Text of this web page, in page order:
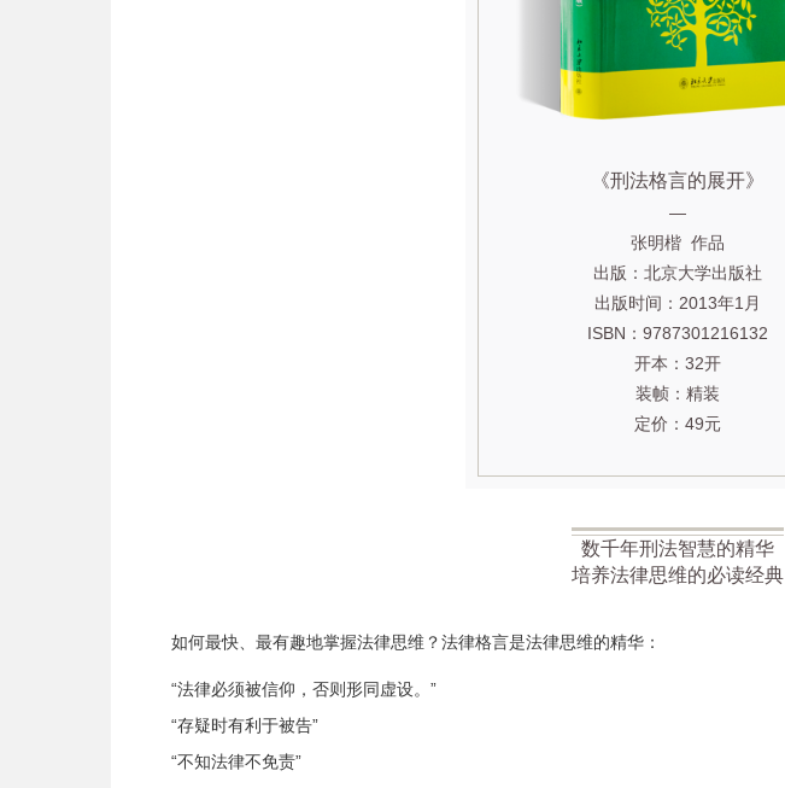
《刑法格言的展开》
—
张明楷 作品
出版：北京大学出版社
出版时间：2013年1月
ISBN：9787301216132
开本：32开
装帧：精装
定价：49元
数千年刑法智慧的精华
培养法律思维的必读经典
如何最快、最有趣地掌握法律思维？法律格言是法律思维的精华：
“法律必须被信仰，否则形同虚设。”
“存疑时有利于被告”
“不知法律不免责”